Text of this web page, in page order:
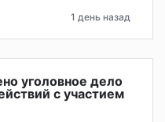
1 день назад
уголовное дело
с участием